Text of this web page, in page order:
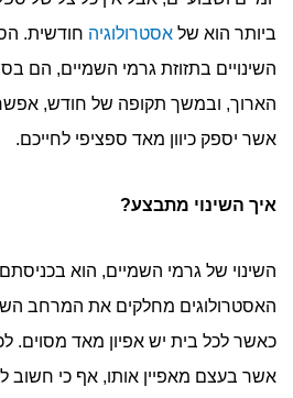
ביותר הוא של אסטרולוגיה חודשית.
השינויים בתזוזת גרמי השמיים, הם
הארוך, ובמשך תקופה של חודש,
אשר יספק כיוון מאד ספציפי לחייכם.
איך השינוי מתבצע?
השינוי של גרמי השמיים, הוא
כאשר לכל בית יש אפיון מאד מסוים.
אשר בעצם מאפיין אותו, אף כי חשוב